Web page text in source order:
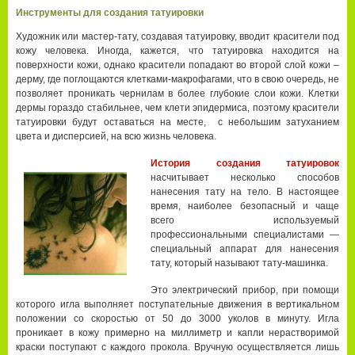
Инструменты для создания татуировки
Художник или мастер-тату, создавая татуировку, вводит красители под
кожу человека. Иногда, кажется, что татуировка находится на
поверхности кожи, однако красители попадают во второй слой кожи –
дерму, где поглощаются клетками-макрофагами, что в свою очередь, не
позволяет проникать чернилам в более глубокие слои кожи. Клетки
дермы гораздо стабильнее, чем клети эпидермиса, поэтому красители
татуировки будут оставаться на месте, с небольшим затуханием
цвета и дисперсией, на всю жизнь человека.
История создания татуировок
насчитывает несколько способов
нанесения тату на тело. В настоящее
время, наиболее безопасный и чаще
всего используемый
профессиональными специалистами —
специальный аппарат для нанесения
тату, который называют тату-машинка.
Это электрический прибор, при помощи
которого игла выполняет поступательные движения в вертикальном
положении со скоростью от 50 до 3000 уколов в минуту. Игла
проникает в кожу примерно на миллиметр и капли нерастворимой
краски поступают с каждого прокола. Вручную осуществляется лишь